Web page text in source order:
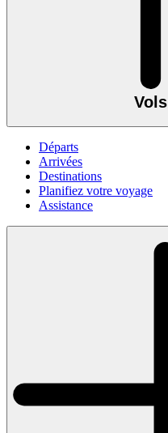
Vols
Départs
Arrivées
Destinations
Planifiez votre voyage
Assistance